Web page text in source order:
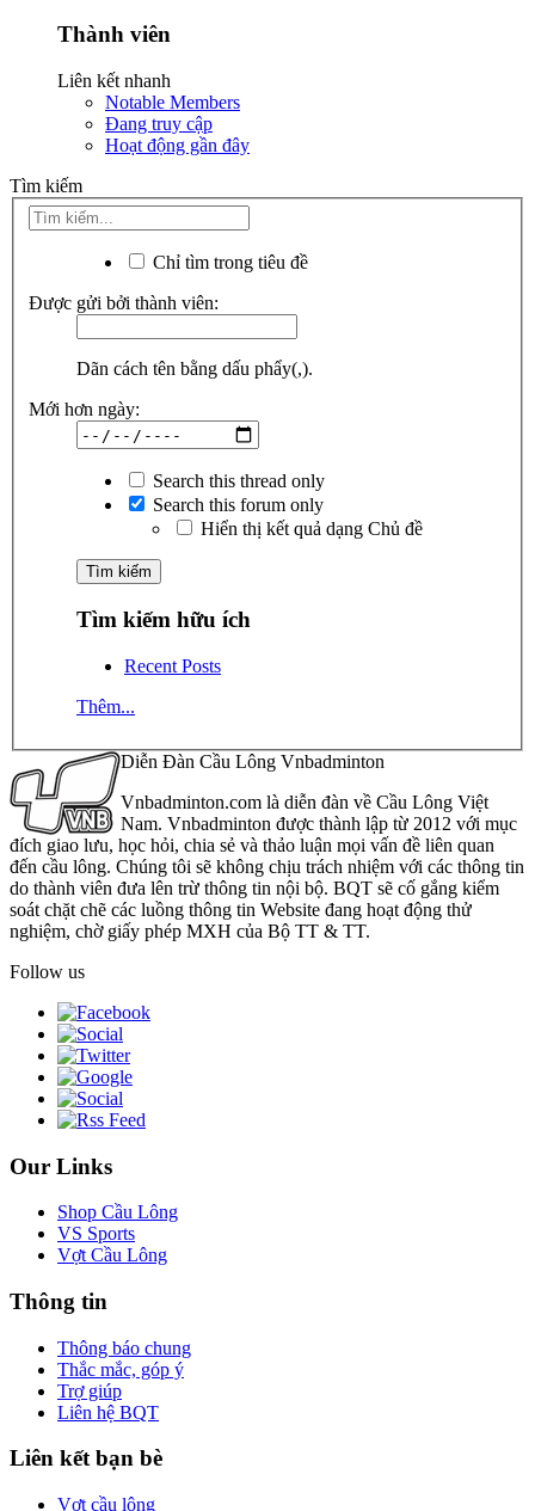
Thành viên
Liên kết nhanh
Notable Members
Đang truy cập
Hoạt động gần đây
Tìm kiếm
Chỉ tìm trong tiêu đề
Được gửi bởi thành viên:
Dãn cách tên bằng dấu phẩy(,).
Mới hơn ngày:
Search this thread only
Search this forum only
Hiển thị kết quả dạng Chủ đề
Tìm kiếm hữu ích
Recent Posts
Thêm...
Diễn Đàn Cầu Lông Vnbadminton
Vnbadminton.com là diễn đàn về Cầu Lông Việt
Nam. Vnbadminton được thành lập từ 2012 với mục
đích giao lưu, học hỏi, chia sẻ và thảo luận mọi vấn đề liên quan
đến cầu lông. Chúng tôi sẽ không chịu trách nhiệm với các thông tin
do thành viên đưa lên trừ thông tin nội bộ. BQT sẽ cố gắng kiểm
soát chặt chẽ các luồng thông tin Website đang hoạt động thử
nghiệm, chờ giấy phép MXH của Bộ TT & TT.
Follow us
Our Links
Shop Cầu Lông
VS Sports
Vợt Cầu Lông
Thông tin
Thông báo chung
Thắc mắc, góp ý
Trợ giúp
Liên hệ BQT
Liên kết bạn bè
Vợt cầu lông